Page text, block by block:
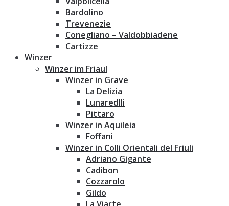
Bardolino
Trevenezie
Conegliano – Valdobbiadene
Cartizze
Winzer
Winzer im Friaul
Winzer in Grave
La Delizia
Lunaredlli
Pittaro
Winzer in Aquileia
Foffani
Winzer in Colli Orientali del Friuli
Adriano Gigante
Cadibon
Cozzarolo
Gildo